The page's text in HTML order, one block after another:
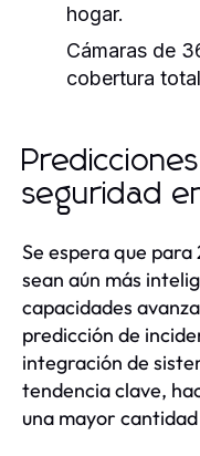
hogar.
Cámaras de
cobertura
seguridad
Se espera que
sean aún más
capacidades
predicción de
integración de
tendencia clave,
una mayor